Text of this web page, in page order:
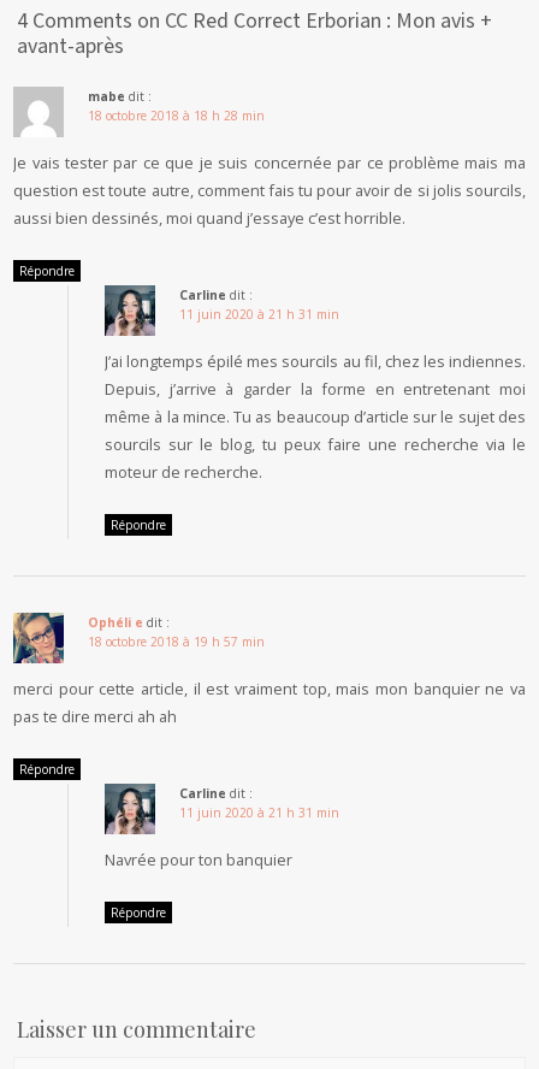
4 Comments on CC Red Correct Erborian : Mon avis +
avant-après
mabe dit :
18 octobre 2018 à 18 h 28 min
Je vais tester par ce que je suis concernée par ce problème mais ma
question est toute autre, comment fais tu pour avoir de si jolis sourcils,
aussi bien dessinés, moi quand j’essaye c’est horrible.
Répondre
Carline dit :
11 juin 2020 à 21 h 31 min
J’ai longtemps épilé mes sourcils au fil, chez les indiennes.
Depuis, j’arrive à garder la forme en entretenant moi
même à la mince. Tu as beaucoup d’article sur le sujet des
sourcils sur le blog, tu peux faire une recherche via le
moteur de recherche.
Répondre
Ophéli e dit :
18 octobre 2018 à 19 h 57 min
merci pour cette article, il est vraiment top, mais mon banquier ne va
pas te dire merci ah ah
Répondre
Carline dit :
11 juin 2020 à 21 h 31 min
Navrée pour ton banquier
Répondre
Laisser un commentaire